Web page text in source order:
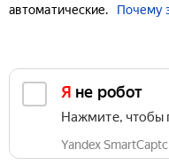
автоматические.
Почему
Я не робот
Нажмите, чтобы
Yandex